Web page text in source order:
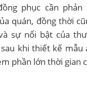
phục cần phản
quán, đồng thời
sự nổi bật của
khi thiết kế mẫu
phần lớn thời gian